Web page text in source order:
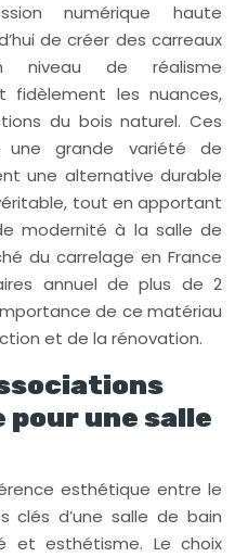
numérique haute
de créer des carreaux
niveau de réalisme
fidèlement les nuances,
du bois naturel. Ces
une grande variété de
une alternative durable
tout en apportant
modernité à la salle de
du carrelage en France
annuel de plus de 2
de ce matériau
et de la rénovation.
une salle
esthétique entre le
clés d’une salle de bain
et esthétisme. Le choix